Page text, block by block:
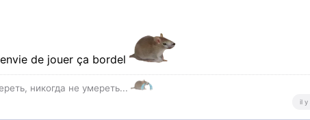
de jouer ça bordel
никогда не умереть...
il y